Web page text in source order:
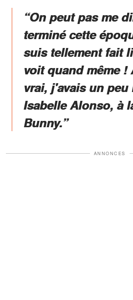
“On peut pas me
terminé cette
suis tellement fait
voit quand même !
vrai, j'avais un peu
Isabelle Alonso, à
Bunny.”
ANNONCES